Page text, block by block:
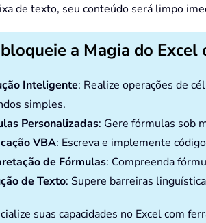
de texto, seu conteúdo será limpo
a Magia do Excel
Inteligente: Realize operações de
simples.
Personalizadas: Gere fórmulas sob
VBA: Escreva e implemente
de Fórmulas: Compreenda
de Texto: Supere barreiras
suas capacidades no Excel com